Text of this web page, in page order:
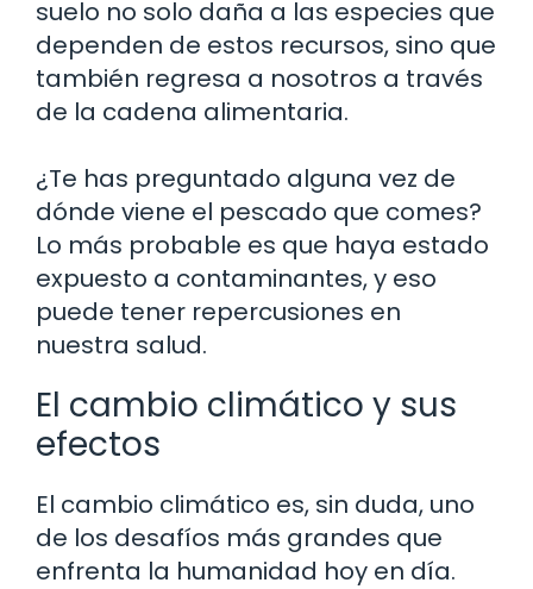
suelo no solo daña a las especies que
dependen de estos recursos, sino que
también regresa a nosotros a través
de la cadena alimentaria.
¿Te has preguntado alguna vez de
dónde viene el pescado que comes?
Lo más probable es que haya estado
expuesto a contaminantes, y eso
puede tener repercusiones en
nuestra salud.
El cambio climático y sus
efectos
El cambio climático es, sin duda, uno
de los desafíos más grandes que
enfrenta la humanidad hoy en día.